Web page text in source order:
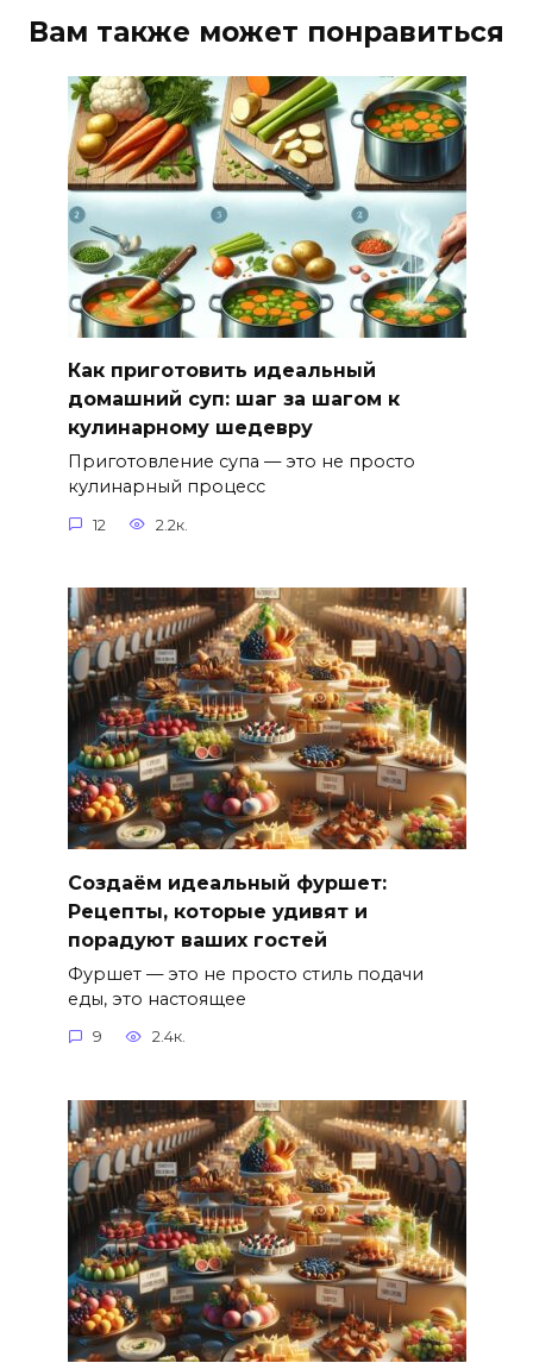
Вам также может понравиться
Как приготовить идеальный
домашний суп: шаг за шагом к
кулинарному шедевру
Приготовление супа — это не просто
кулинарный процесс
12 2.2к.
Создаём идеальный фуршет:
Рецепты, которые удивят и
порадуют ваших гостей
Фуршет — это не просто стиль подачи
еды, это настоящее
9 2.4к.